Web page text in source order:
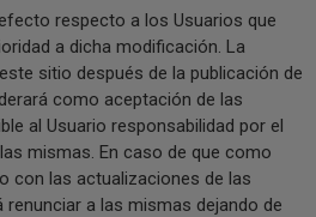
respecto a los Usuarios que
a dicha modificación. La
sitio después de la publicación de
como aceptación de las
al Usuario responsabilidad por el
mismas. En caso de que como
con las actualizaciones de las
renunciar a las mismas dejando de